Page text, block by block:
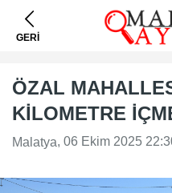
GERİ
ÖZAL
KİLOMETRE
Malatya, 06 Ekim 2025